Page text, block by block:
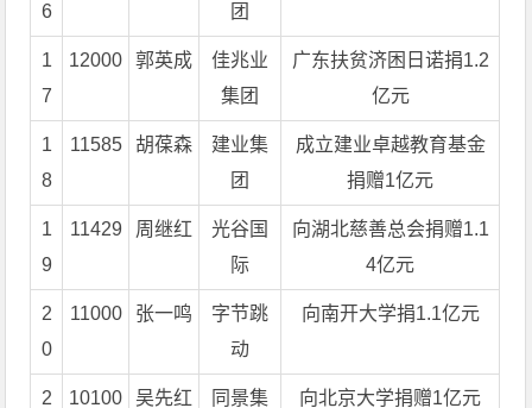
6 团
1
7
12000 郭英成
佳兆业
集团
广东扶贫济困日诺捐1.2
亿元
1
8
11585 胡葆森
建业集
团
成立建业卓越教育基金
捐赠1亿元
1
9
11429 周继红
光谷国
际
向湖北慈善总会捐赠1.1
4亿元
2
0
11000 张一鸣
字节跳
动
向南开大学捐1.1亿元
2
10100 吴先红
同景集
向北京大学捐赠1亿元